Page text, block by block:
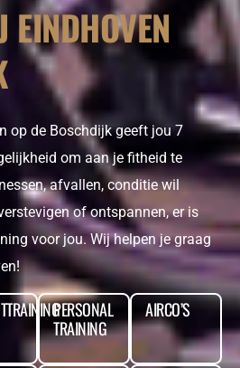
EINDHOVEN
op de Boschdijk geeft jou 7
om aan je fitheid te
afvallen, conditie wil
of ontspannen, er is
voor jou. Wij helpen je graag
PERSONAL
TRAINING
AIRCO’S